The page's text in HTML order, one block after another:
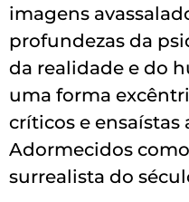
imagens
profundezas da
da realidade e do
uma forma
críticos e ensaístas
Adormecidos
surrealista do